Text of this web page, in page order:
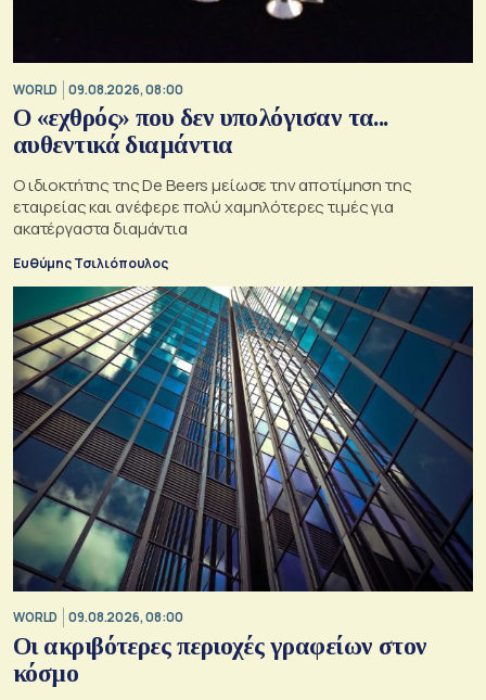
WORLD 09.08.2026, 08:00
Ο «εχθρός» που δεν υπολόγισαν τα...
αυθεντικά διαμάντια
Ο ιδιοκτήτης της De Beers μείωσε την αποτίμηση της
εταιρείας και ανέφερε πολύ χαμηλότερες τιμές για
ακατέργαστα διαμάντια
Ευθύμης Τσιλιόπουλος
WORLD 09.08.2026, 08:00
Οι ακριβότερες περιοχές γραφείων στον
κόσμο